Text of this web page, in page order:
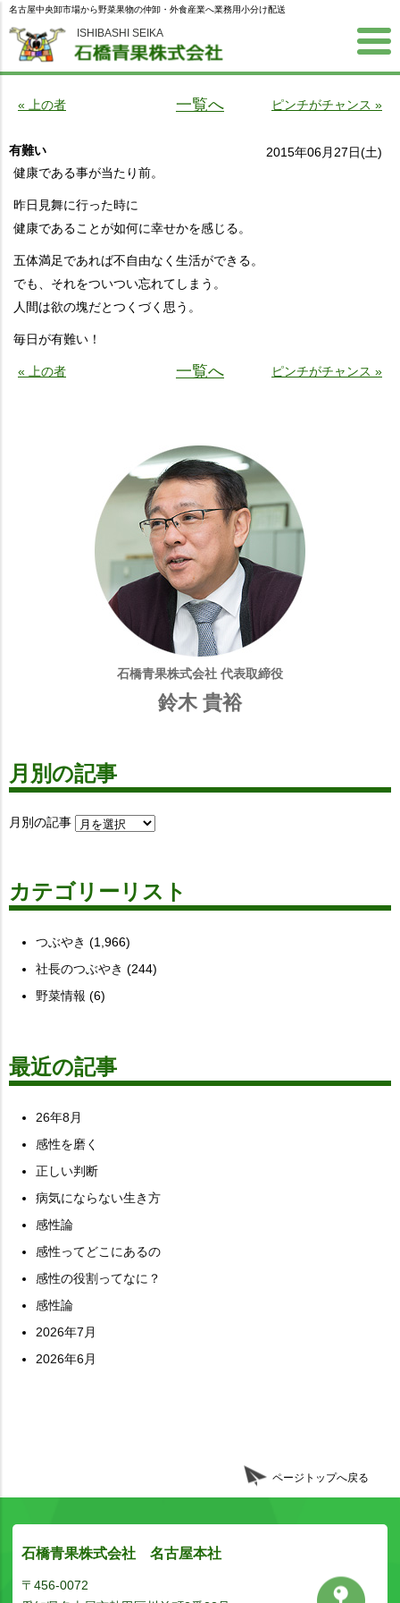
ISHIBASHI SEIKA
名古屋中央卸市場から野菜果物の仲卸・外食産業へ業務用小分け配送
« 上の者 一覧へ ピンチがチャンス »
有難い
2015年06月27日(土)
健康である事が当たり前。
昨日見舞に行った時に
健康であることが如何に幸せかを感じる。
五体満足であれば不自由なく生活ができる。
でも、それをついつい忘れてしまう。
人間は欲の塊だとつくづく思う。
毎日が有難い！
« 上の者 一覧へ ピンチがチャンス »
石橋青果株式会社 代表取締役
鈴木 貴裕
月別の記事
月別の記事
カテゴリーリスト
つぶやき (1,966)
社長のつぶやき (244)
野菜情報 (6)
最近の記事
26年8月
感性を磨く
正しい判断
病気にならない生き方
感性論
感性ってどこにあるの
感性の役割ってなに？
感性論
2026年7月
2026年6月
ページトップへ戻る
石橋青果株式会社 名古屋本社
〒456-0072